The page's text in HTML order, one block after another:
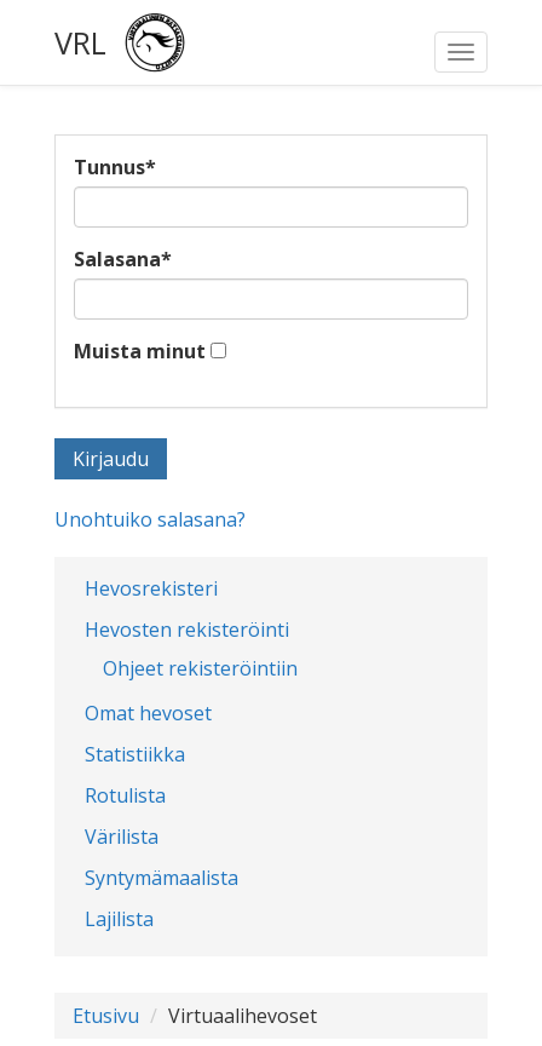
Toggle
VRL
Hevosrekisteri
Hevosten rekisteröinti
Ohjeet rekisteröintiin
Omat hevoset
Statistiikka
Rotulista
Värilista
Syntymämaalista
Lajilista
Tunnus*
Salasana*
Muista minut
Unohtuiko salasana?
Etusivu Virtuaalihevoset